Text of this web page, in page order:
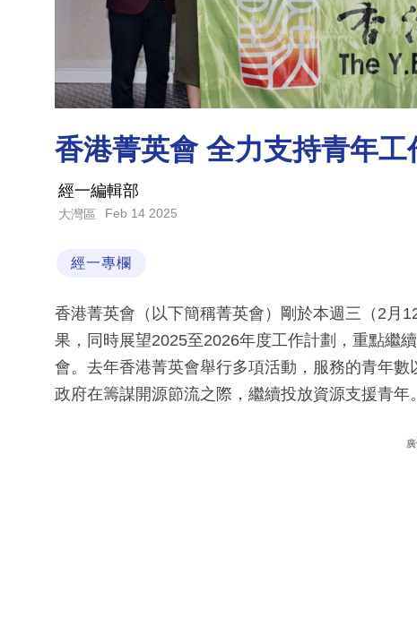
香港菁英會 全力支持青年工
經一編輯部
大灣區 Feb 14 2025
經一專欄
香港菁英會（以下簡稱菁英會）剛於本週三（2月
果，同時展望2025至2026年度工作計劃，重點繼
會。去年香港菁英會舉行多項活動，服務的青年
政府在籌謀開源節流之際，繼續投放資源支援青年。